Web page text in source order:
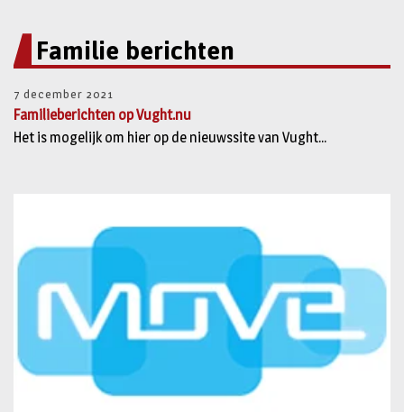
Familie berichten
7 december 2021
Familieberichten op Vught.nu
Het is mogelijk om hier op de nieuwssite van Vught...